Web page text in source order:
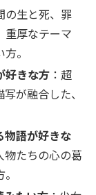
の生と死、罪
重厚なテーマ
。
好きな方 ：超
が融合した、
物語が好きな
物たちの心の葛